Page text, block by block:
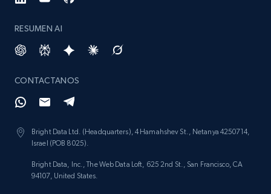
RESUMEN AI
CONTACTANOS
Bright Data Ltd. (Headquarters), 4 Hamahshev St., Netanya 4250714,
Israel (POB 8025).
Bright Data, Inc., The Web Data Loft, 625 2nd St., San Francisco, CA
94107, United States.